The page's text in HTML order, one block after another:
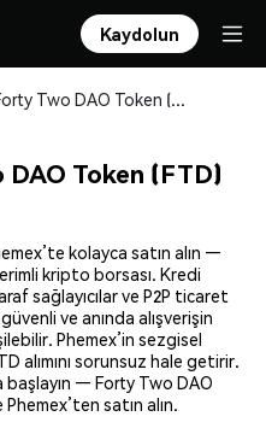
Kaydolun
Forty Two DAO Token (FTD) Güvenle Satın Alın ve Saklayın
Token (FTD)
kolayca satın alın —
kripto borsası. Kredi
sağlayıcılar ve P2P ticaret
ve anında alışverişin
Phemex’in sezgisel
alımını sorunsuz hale getirir.
— Forty Two DAO
satın alın.